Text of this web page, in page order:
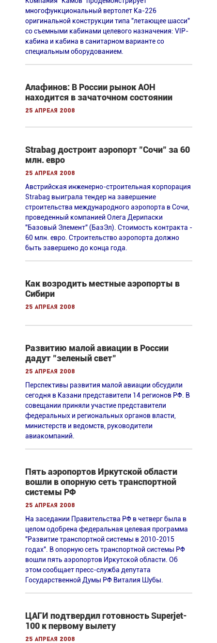
многофункциональный вертолет Ка-226
оригинальной конструкции типа "летающее шасси"
со съемными кабинами целевого назначения: VIP-
кабина и кабина в санитарном варианте со
специальным оборудованием.
Алафинов: В России рынок АОН
находится в зачаточном состоянии
25 апреля 2008
Strabag достроит аэропорт "Сочи" за 60
млн. евро
25 апреля 2008
Австрийская инженерно-строительная корпорация
Strabag выиграла тендер на завершение
строительства международного аэропорта в Сочи,
проведенный компанией Олега Дерипаски
"Базовый Элемент" (БазЭл). Стоимость контракта -
60 млн. евро. Строительство аэропорта должно
быть завершено до конца года.
Как возродить местные аэропорты в
Сибири
25 апреля 2008
Развитию малой авиации в России
дадут "зеленый свет"
25 апреля 2008
Перспективы развития малой авиации обсудили
сегодня в Казани представители 14 регионов РФ. В
совещании приняли участие представители
федеральных и региональных органов власти,
министерств и ведомств, руководители
авиакомпаний.
Пять аэропортов Иркутской области
вошли в опорную сеть транспортной
системы РФ
25 апреля 2008
На заседании Правительства РФ в четверг была в
целом одобрена федеральная целевая программа
"Развитие транспортной системы в 2010-2015
годах". В опорную сеть транспортной системы РФ
вошли пять аэропортов Иркутской области. Об
этом сообщает пресс-служба депутата
Государственной Думы РФ Виталия Шубы.
ЦАГИ подтвердил готовность Superjet-
100 к первому вылету
25 апреля 2008